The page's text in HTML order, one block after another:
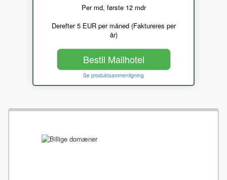
Per md, første 12 mdr
Derefter 5 EUR per måned (Faktureres per
år)
Bestil Mailhotel
Se produktsammenligning